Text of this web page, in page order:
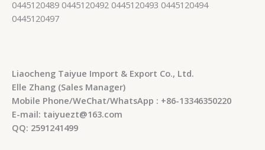
0445120489 0445120492 0445120493 0445120494
0445120497
Liaocheng Taiyue Import & Export Co., Ltd.
Elle Zhang (Sales Manager)
Mobile Phone/WeChat/WhatsApp : +86-13346350220
E-mail: taiyuezt@163.com
QQ: 2591241499